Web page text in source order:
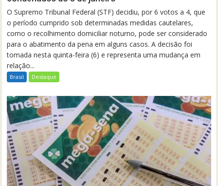
O Supremo Tribunal Federal (STF) decidiu, por 6 votos a 4, que
o período cumprido sob determinadas medidas cautelares,
como o recolhimento domiciliar noturno, pode ser considerado
para o abatimento da pena em alguns casos. A decisão foi
tomada nesta quinta-feira (6) e representa uma mudança em
relação...
Brasil Destaque